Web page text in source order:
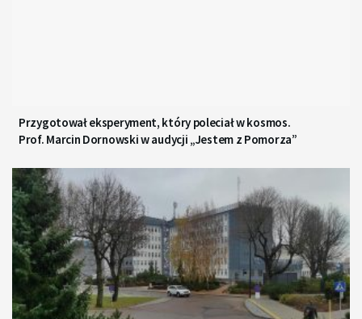
Przygotował eksperyment, który poleciał w kosmos.
Prof. Marcin Dornowski w audycji „Jestem z Pomorza”